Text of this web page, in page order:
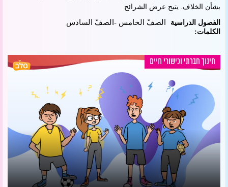
بشأن الخلاف. يتيح عرض الشرائح
الفصول الدراسية الصفّ الخامس -الصفّ السادس
الكلمات:
חינוך חברתי וכישורי חיים